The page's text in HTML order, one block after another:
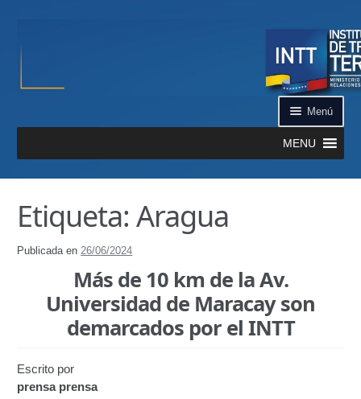
Menú
MENU
Inicio
¿Qué es el INTT?
Aplicación INTT QR
Automatizados
Certificación de Datos de Vehículo Automatizado
Certificación de Datos para Efectos Consulares con
Apostilla Electrónica
Etiqueta: Aragua
Publicada en26/06/2024
Más de 10 km de la Av.
Universidad de Maracay son
demarcados por el INTT
Escrito por
prensa prensa